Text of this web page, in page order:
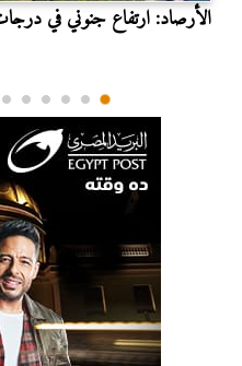
الأرصاد: ارتفاع جنوني في درجات الحرارة